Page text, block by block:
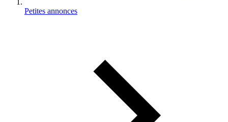
Petites annonces